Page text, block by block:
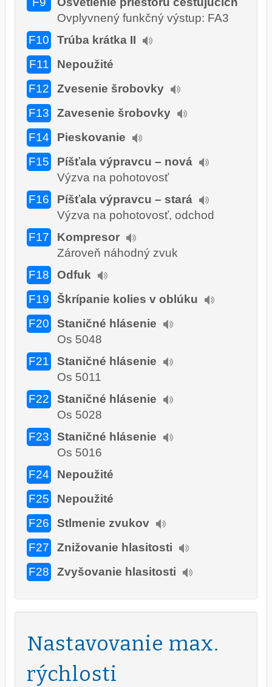
Ovplyvnený funkčný výstup: FA3
F10
Trúba krátka II
F11
Nepoužité
F12
Zvesenie šrobovky
F13
Zavesenie šrobovky
F14
Pieskovanie
F15
Píšťala výpravcu – nová
Výzva na pohotovosť
F16
Píšťala výpravcu – stará
Výzva na pohotovosť, odchod
F17
Kompresor
Zároveň náhodný zvuk
F18
Odfuk
F19
Škrípanie kolies v oblúku
F20
Staničné hlásenie
Os 5048
F21
Staničné hlásenie
Os 5011
F22
Staničné hlásenie
Os 5028
F23
Staničné hlásenie
Os 5016
F24
Nepoužité
F25
Nepoužité
F26
Stlmenie zvukov
F27
Znižovanie hlasitosti
F28
Zvyšovanie hlasitosti
Nastavovanie max.
rýchlosti